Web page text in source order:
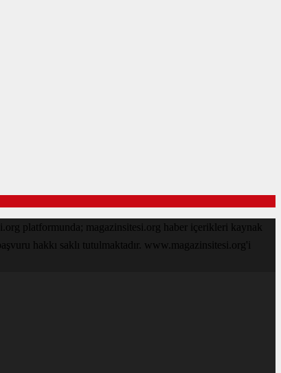
platformunda; magazinsitesi.org haber içerikleri kaynak
hakkı saklı tutulmaktadır. www.magazinsitesi.org'i